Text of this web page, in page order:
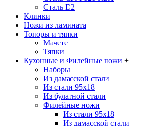
Сталь D2
Клинки
Ножи из ламината
Топоры и тяпки +
Мачете
Тяпки
Кухонные и Филейные ножи +
Наборы
Из дамасской стали
Из стали 95х18
Из булатной стали
Филейные ножи +
Из стали 95х18
Из дамасской стали